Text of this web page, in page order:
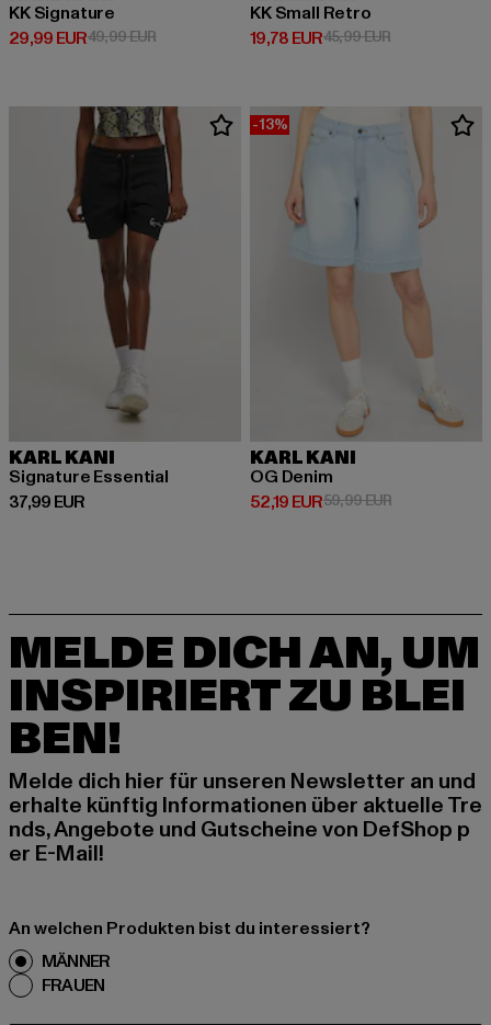
KK Signature
29,99 EUR
Derzeitiger Preis: 29,99 EUR
49,99 EURAktionspreis: 49,99 EUR
KK Small Retro
19,78 EUR
Derzeitiger Preis: 19,78 EUR
45,99 EURAktionspreis:
KARL KANI
Signature Essential
37,99 EUR
Derzeitiger Preis: 37,99 EUR
-13%
KARL KANI
OG Denim
52,19 EUR
Derzeitiger Preis: 52,19 EUR
59,99 EURAktionspreis:
MELDE DICH AN, UM
INSPIRIERT ZU BLEI
BEN!
Melde dich hier für unseren Newsletter an und
erhalte künftig Informationen über aktuelle Tre
nds, Angebote und Gutscheine von DefShop p
er E-Mail!
An welchen Produkten bist du interessiert?
MÄNNER
FRAUEN